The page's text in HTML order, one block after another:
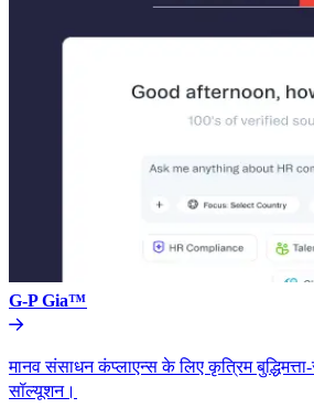
G-P Gia™​​
मानव संसाधन कंप्लाएन्स के लिए कृत्रिम
सॉल्यूशन।​​